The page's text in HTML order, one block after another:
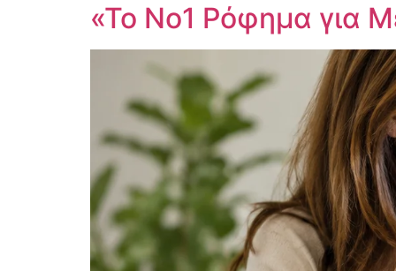
«Το Νο1 Ρόφημα για